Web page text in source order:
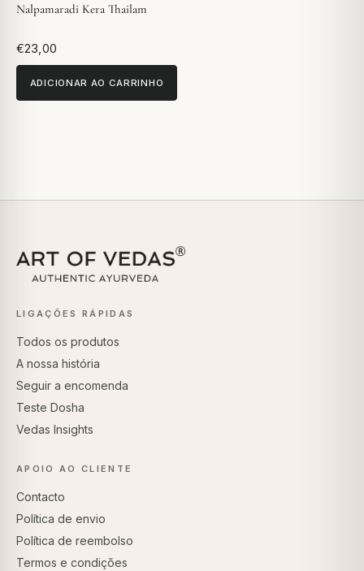
Nalpamaradi Kera Thailam
€23,00
ADICIONAR AO CARRINHO
LIGAÇÕES RÁPIDAS
Todos os produtos
A nossa história
Seguir a encomenda
Teste Dosha
Vedas Insights
APOIO AO CLIENTE
Contacto
Política de envio
Política de reembolso
Termos e condições